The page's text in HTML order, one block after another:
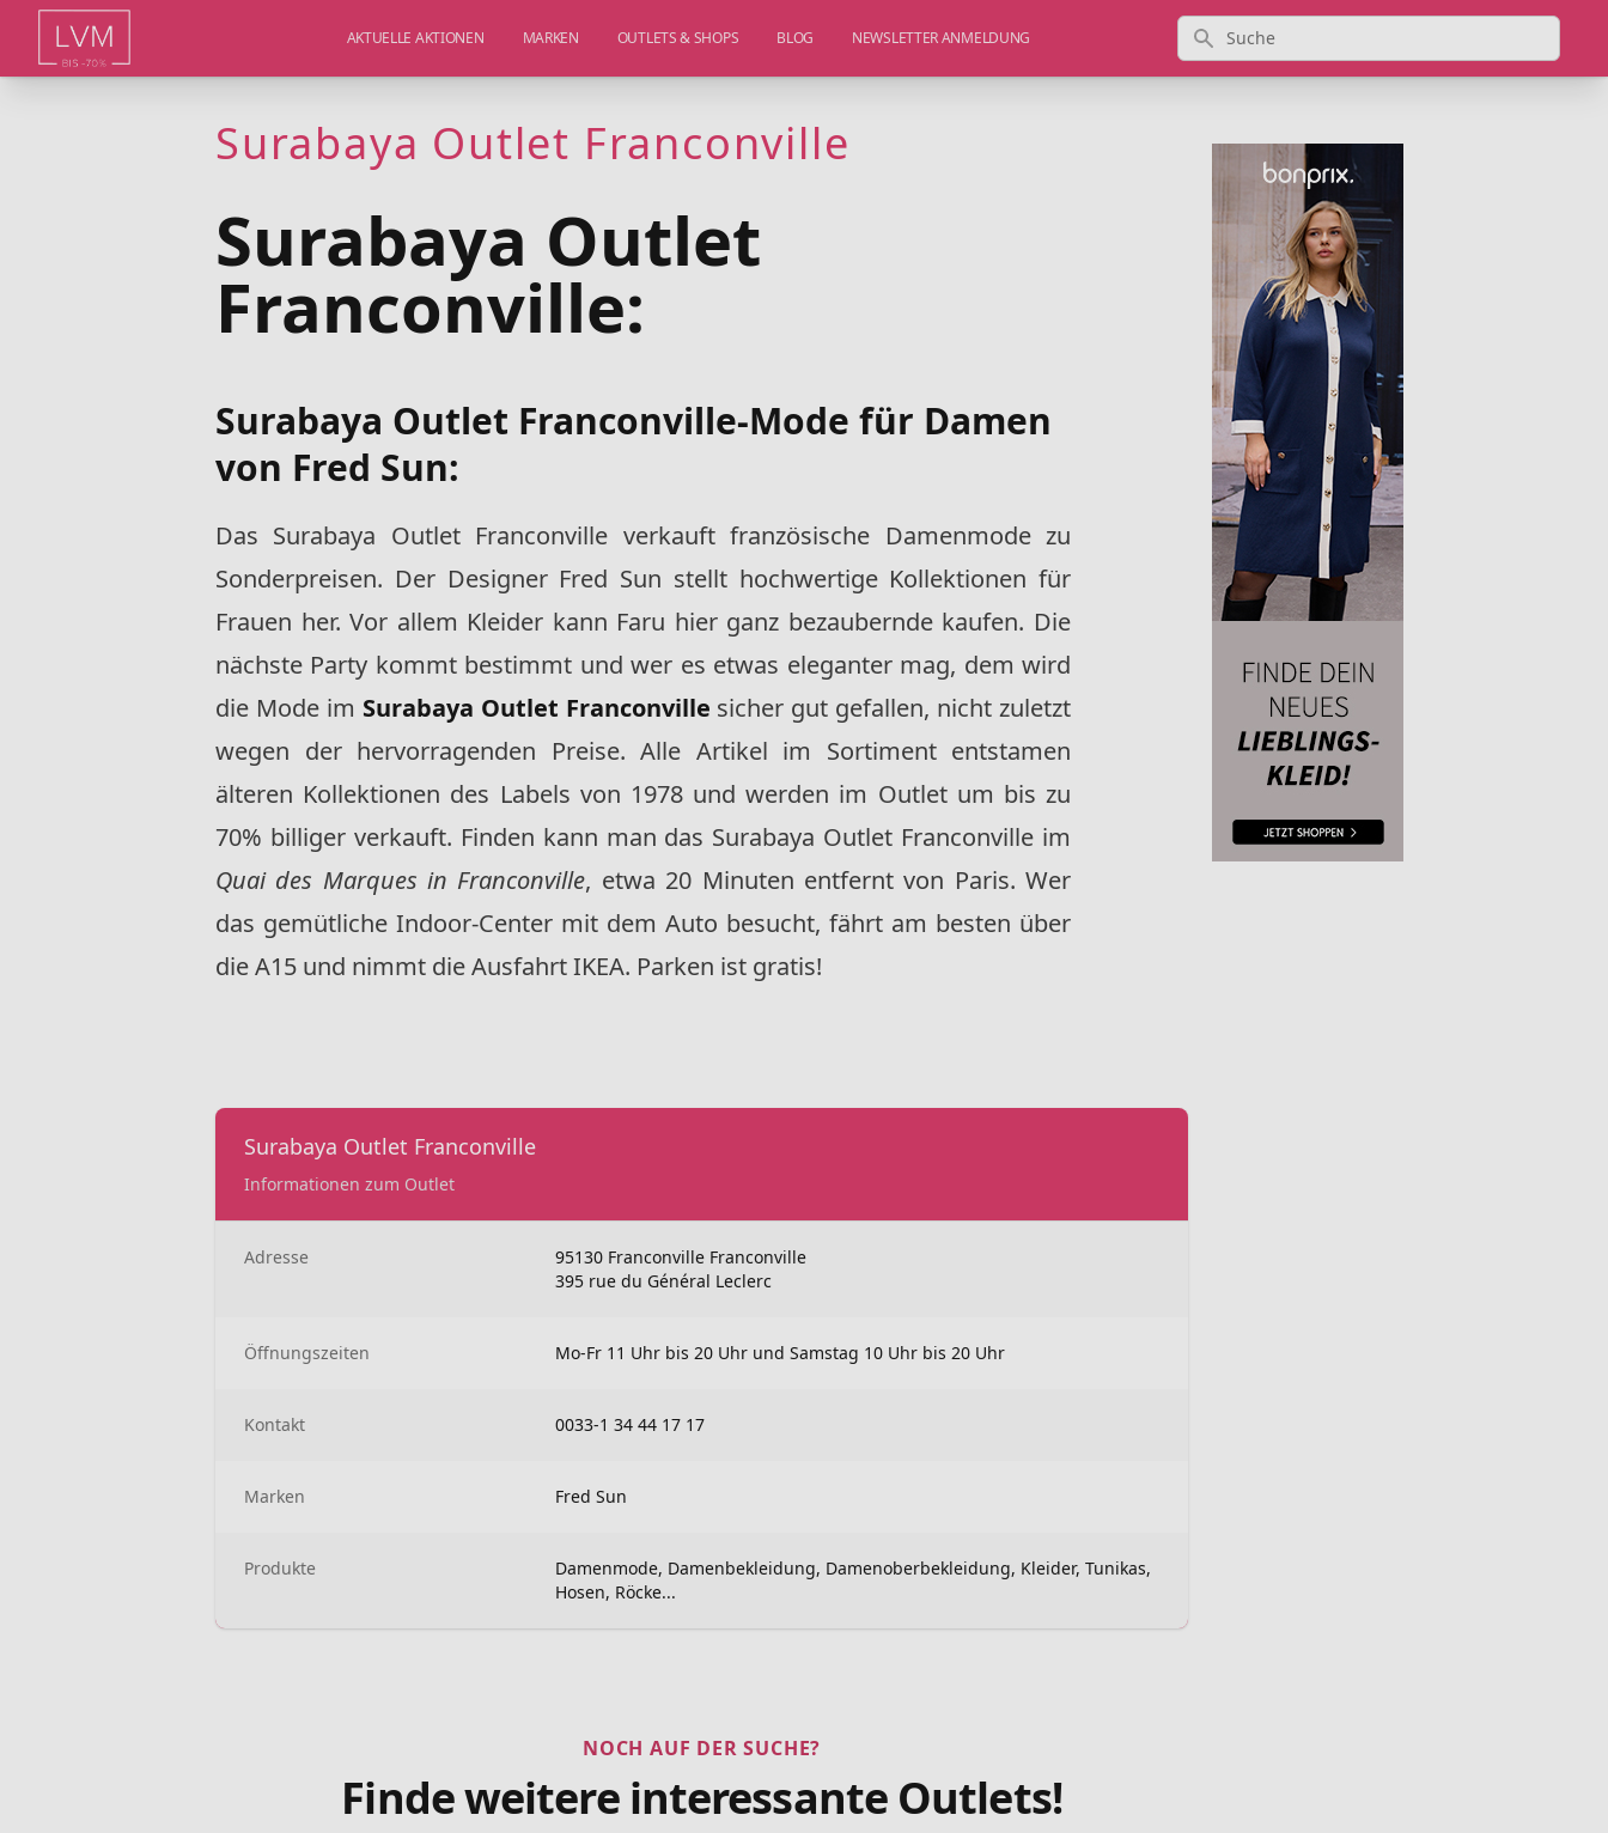
AKTUELLE AKTIONEN MARKEN OUTLETS & SHOPS BLOG NEWSLETTER ANMELDUNG Suche
Surabaya Outlet Franconville
Surabaya Outlet
Franconville:
Surabaya Outlet Franconville-Mode für Damen
von Fred Sun:
Das Surabaya Outlet Franconville verkauft französische Damenmode zu
Sonderpreisen. Der Designer Fred Sun stellt hochwertige Kollektionen für
Frauen her. Vor allem Kleider kann Faru hier ganz bezaubernde kaufen. Die
nächste Party kommt bestimmt und wer es etwas eleganter mag, dem wird
die Mode im Surabaya Outlet Franconville sicher gut gefallen, nicht zuletzt
wegen der hervorragenden Preise. Alle Artikel im Sortiment entstamen
älteren Kollektionen des Labels von 1978 und werden im Outlet um bis zu
70% billiger verkauft. Finden kann man das Surabaya Outlet Franconville im
Quai des Marques in Franconville, etwa 20 Minuten entfernt von Paris. Wer
das gemütliche Indoor-Center mit dem Auto besucht, fährt am besten über
die A15 und nimmt die Ausfahrt IKEA. Parken ist gratis!
Surabaya Outlet Franconville
Informationen zum Outlet
Adresse
95130 Franconville Franconville
395 rue du Général Leclerc
Öffnungszeiten Mo-Fr 11 Uhr bis 20 Uhr und Samstag 10 Uhr bis 20 Uhr
Kontakt 0033-1 34 44 17 17
Marken Fred Sun
Produkte
Damenmode, Damenbekleidung, Damenoberbekleidung, Kleider, Tunikas,
Hosen, Röcke...
NOCH AUF DER SUCHE?
Finde weitere interessante Outlets!